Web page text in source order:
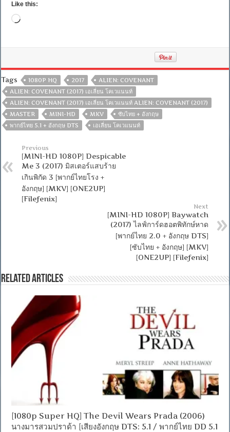
Like this:
Loading…
Tags 1080P HQ 2017
ALIEN: COVENANT
ALIEN: COVENANT (2017) เอเลี่ยน โคเวแนนท์
ALIEN: COVENANT (2017) เอเลี่ยน โคเวแนนท์ ALIEN: COVENANT (2017)
MASTER
MINI-HD MKV
ซับไทย + อังกฤษ
พากย์ไทย 5.1 + อังกฤษ DTS
เอเลี่ยน โคเวแนนท์
Previous
[MINI-HD 1080P] Despicable
Me 3 (2017) มิสเตอร์แสบร้าย
เกินพิกัด 3 [พากย์ไทยโรง +
อังกฤษ] [MKV] [ONE2UP]
[Filefenix]
Next
[MINI-HD 1080P] Baywatch
(2017) ไลฟ์การ์ดฮอตพิทักษ์หาด
[พากย์ไทย 2.0 + อังกฤษ DTS]
[ซับไทย + อังกฤษ] [MKV]
[ONE2UP] [Filefenix]
Related Articles
[1080p Super HQ] The Devil Wears Prada (2006)
นางมารสวมปราด้า [เสียงอังกฤษ DTS: 5.1 / พากย์ไทย DD 5.1